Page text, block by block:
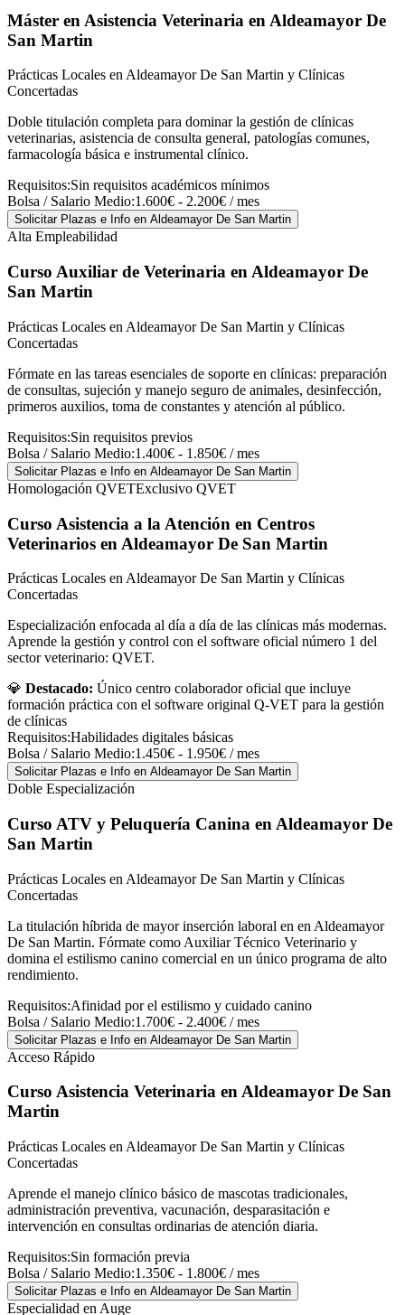
Máster en Asistencia Veterinaria en Aldeamayor De
San Martin
Prácticas Locales en Aldeamayor De San Martin y Clínicas
Concertadas
Doble titulación completa para dominar la gestión de clínicas
veterinarias, asistencia de consulta general, patologías comunes,
farmacología básica e instrumental clínico.
Requisitos:Sin requisitos académicos mínimos
Bolsa / Salario Medio:1.600€ - 2.200€ / mes
Solicitar Plazas e Info en Aldeamayor De San Martin
Alta Empleabilidad
Curso Auxiliar de Veterinaria en Aldeamayor De
San Martin
Prácticas Locales en Aldeamayor De San Martin y Clínicas
Concertadas
Fórmate en las tareas esenciales de soporte en clínicas: preparación
de consultas, sujeción y manejo seguro de animales, desinfección,
primeros auxilios, toma de constantes y atención al público.
Requisitos:Sin requisitos previos
Bolsa / Salario Medio:1.400€ - 1.850€ / mes
Solicitar Plazas e Info en Aldeamayor De San Martin
Homologación QVETExclusivo QVET
Curso Asistencia a la Atención en Centros
Veterinarios en Aldeamayor De San Martin
Prácticas Locales en Aldeamayor De San Martin y Clínicas
Concertadas
Especialización enfocada al día a día de las clínicas más modernas.
Aprende la gestión y control con el software oficial número 1 del
sector veterinario: QVET.
💎 Destacado: Único centro colaborador oficial que incluye
formación práctica con el software original Q-VET para la gestión
de clínicas
Requisitos:Habilidades digitales básicas
Bolsa / Salario Medio:1.450€ - 1.950€ / mes
Solicitar Plazas e Info en Aldeamayor De San Martin
Doble Especialización
Curso ATV y Peluquería Canina en Aldeamayor De
San Martin
Prácticas Locales en Aldeamayor De San Martin y Clínicas
Concertadas
La titulación híbrida de mayor inserción laboral en en Aldeamayor
De San Martin. Fórmate como Auxiliar Técnico Veterinario y
domina el estilismo canino comercial en un único programa de alto
rendimiento.
Requisitos:Afinidad por el estilismo y cuidado canino
Bolsa / Salario Medio:1.700€ - 2.400€ / mes
Solicitar Plazas e Info en Aldeamayor De San Martin
Acceso Rápido
Curso Asistencia Veterinaria en Aldeamayor De San
Martin
Prácticas Locales en Aldeamayor De San Martin y Clínicas
Concertadas
Aprende el manejo clínico básico de mascotas tradicionales,
administración preventiva, vacunación, desparasitación e
intervención en consultas ordinarias de atención diaria.
Requisitos:Sin formación previa
Bolsa / Salario Medio:1.350€ - 1.800€ / mes
Solicitar Plazas e Info en Aldeamayor De San Martin
Especialidad en Auge